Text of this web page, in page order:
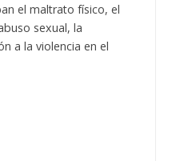
el maltrato físico, el
sexual, la
a la violencia en el